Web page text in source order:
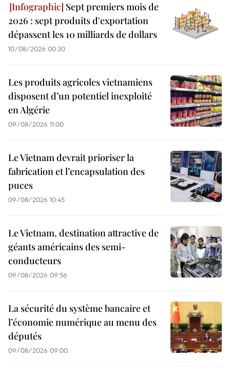
Sept premiers mois de
2026 : sept produits d'exportation
dépassent les 10 milliards de dollars
10/08/2026 00:30
Les produits agricoles vietnamiens
disposent d’un potentiel inexploité
en Algérie
09/08/2026 11:00
Le Vietnam devrait prioriser la
fabrication et l’encapsulation des
puces
09/08/2026 10:45
Le Vietnam, destination attractive de
géants américains des semi-
conducteurs
09/08/2026 09:56
La sécurité du système bancaire et
l’économie numérique au menu des
députés
09/08/2026 09:00